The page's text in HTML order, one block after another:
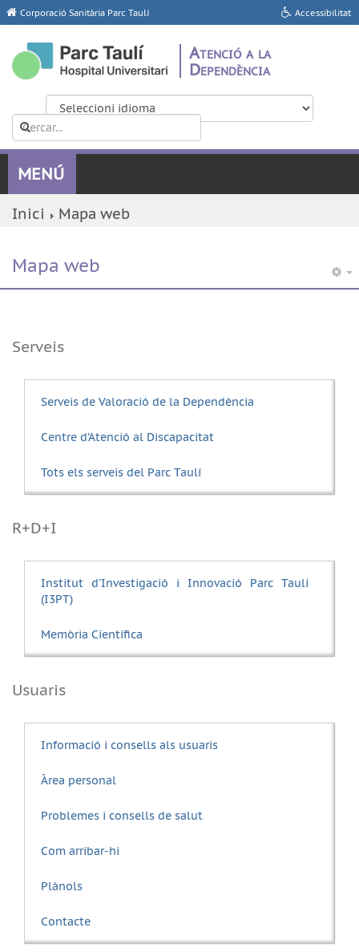
Corporació Sanitària Parc Taulí Accessibilitat
Atenció a la
Dependència
Inici Mapa web
Mapa web
Serveis
Serveis de Valoració de la Dependència
Centre d’Atenció al Discapacitat
Tots els serveis del Parc Taulí
R+D+I
Institut d'Investigació i Innovació Parc Taulí
(I3PT)
Memòria Científica
Usuaris
Informació i consells als usuaris
Àrea personal
Problemes i consells de salut
Com arribar-hi
Plànols
Contacte